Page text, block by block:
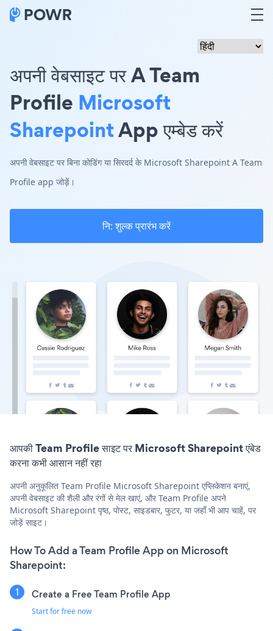
अपनी वेबसाइट पर A Team
Profile Microsoft
SharepointApp एम्बेड करें
अपनी वेबसाइट पर बिना कोडिंग या सिरदर्द के Microsoft Sharepoint A Team
Profile app जोड़ें।
नि: शुल्क प्रारंभ करें
आपकी Team Profile साइट पर Microsoft Sharepoint एंबेड
करना कभी आसान नहीं रहा
अपनी अनुकूलित Team Profile Microsoft Sharepoint एप्लिकेशन बनाएं,
अपनी वेबसाइट की शैली और रंगों से मेल खाएं, और Team Profile अपने
Microsoft Sharepoint पृष्ठ, पोस्ट, साइडबार, फुटर, या जहाँ भी आप चाहें, पर
जोड़ें साइट।
How To Add a Team Profile App on Microsoft
Sharepoint:
Create a Free Team Profile App
Start for free now